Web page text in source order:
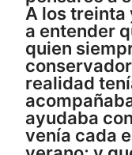
A los treinta
a entender
quien
realidad
ayudaba
venía cada